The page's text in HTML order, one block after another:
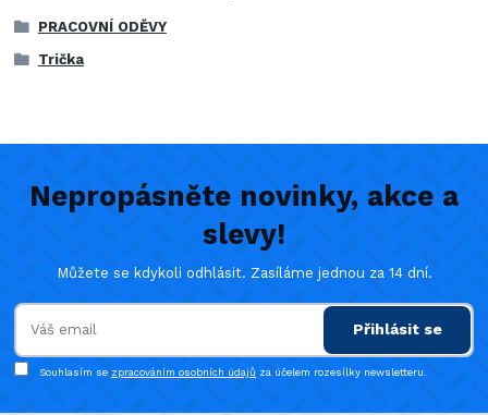
PRACOVNÍ ODĚVY
Trička
Nepropásněte novinky, akce a
slevy!
Můžete se kdykoli odhlásit. Zasíláme jednou za 14 dní.
Přihlásit se
Souhlasím se zpracováním osobních údajů za účelem rozesílky newsletteru.